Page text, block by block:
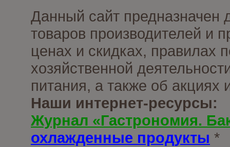
Данный сайт предназначен
товаров производителей и
ценах и скидках, правилах
хозяйственной
питания, а также об
Наши интернет-ресурсы:
Журнал «Гастрономия.
охлажденные продукты *